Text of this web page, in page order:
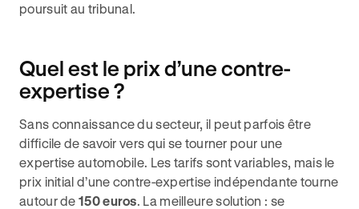
poursuit au tribunal.
Quel est le prix d’une contre-
expertise ?
Sans connaissance du secteur, il peut parfois être
difficile de savoir vers qui se tourner pour une
expertise automobile. Les tarifs sont variables, mais le
prix initial d’une contre-expertise indépendante tourne
autour de 150 euros. La meilleure solution : se